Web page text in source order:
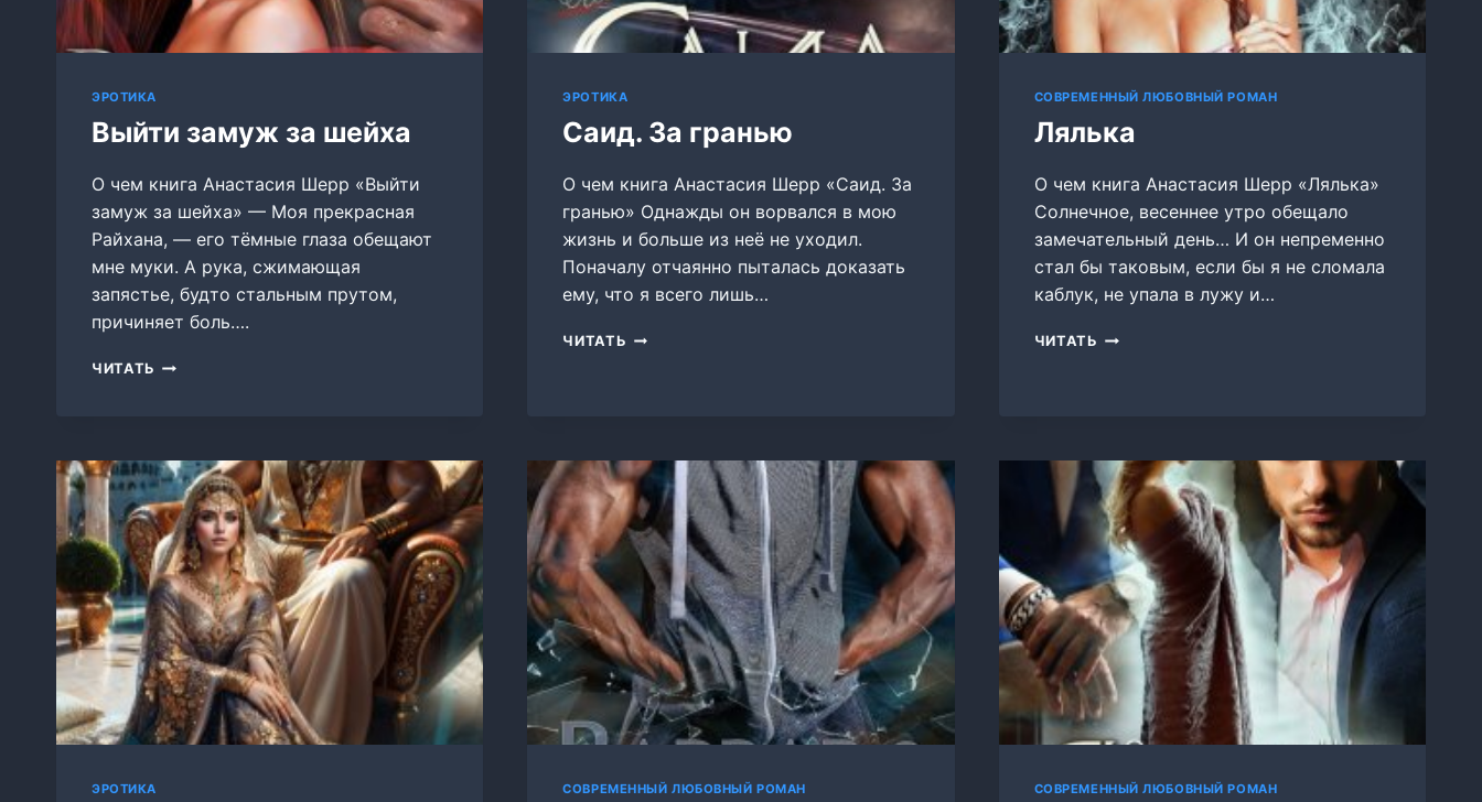
ЭРОТИКА
Выйти замуж за шейха
О чем книга Анастасия Шерр «Выйти
замуж за шейха» — Моя прекрасная
Райхана, — его тёмные глаза обещают
мне муки. А рука, сжимающая
запястье, будто стальным прутом,
причиняет боль….
ЧИТАТЬ ВЫЙТИ
ЭРОТИКА
Саид. За гранью
О чем книга Анастасия Шерр «Саид. За
гранью» Однажды он ворвался в мою
жизнь и больше из неё не уходил.
Поначалу отчаянно пыталась доказать
ему, что я всего лишь…
ЧИТАТЬ САИД.
СОВРЕМЕННЫЙ ЛЮБОВНЫЙ РОМАН
Лялька
О чем книга Анастасия Шерр «Лялька»
Солнечное, весеннее утро обещало
замечательный день… И он непременно
стал бы таковым, если бы я не сломала
каблук, не упала в лужу и…
ЧИТАТЬ ЛЯЛЬКА
ЭРОТИКА СОВРЕМЕННЫЙ ЛЮБОВНЫЙ РОМАН СОВРЕМЕННЫЙ ЛЮБОВНЫЙ РОМАН